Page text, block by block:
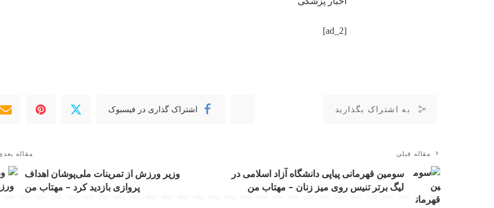
[ad_2]
به اشتراک بگذارید اشتراک گذاری در فیسبوک
مقاله قبلی
سومین قهرمانی پیاپی دانشگاه آزاد اسلامی در
لیگ برتر تنیس روی میز زنان – مهتاب من
مقاله
وزیر ورزش از تمرینات ملی‌پوشان اهداف
پروازی بازدید کرد – مهتاب من